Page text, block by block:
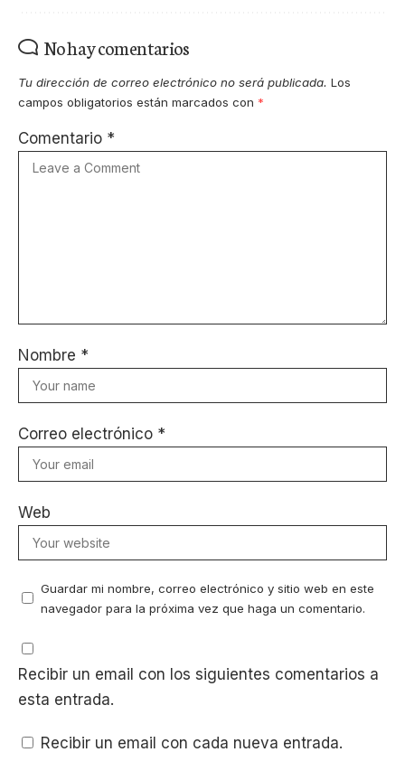
No hay comentarios
Tu dirección de correo electrónico no será publicada. Los
campos obligatorios están marcados con *
Comentario *
Nombre *
Correo electrónico *
Web
Guardar mi nombre, correo electrónico y sitio web en este
navegador para la próxima vez que haga un comentario.
Recibir un email con los siguientes comentarios a
esta entrada.
Recibir un email con cada nueva entrada.